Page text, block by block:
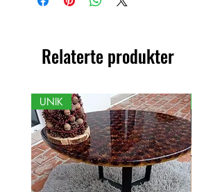
fargeendringer. Derfor kan det være
Relaterte produkter
UNIK